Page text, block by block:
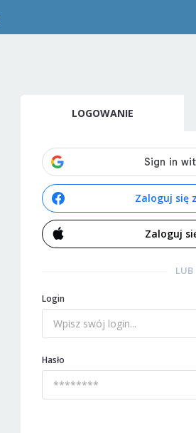
LOGOWANIE
Zaloguj się
Zaloguj
LUB
Login
Hasło